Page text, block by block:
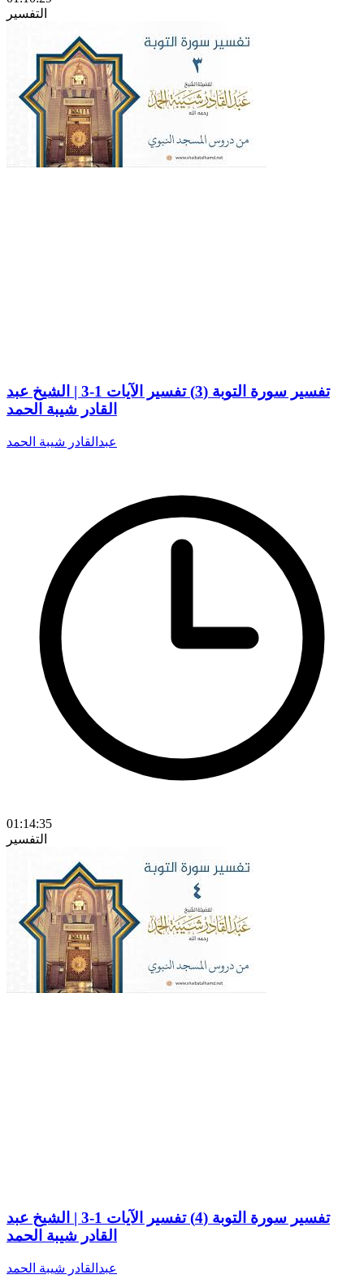
التفسير
تفسير سورة التوبة (3) تفسير الآيات 1-3 | الشيخ عبد
القادر شيبة الحمد
عبدالقادر شيبة الحمد
01:14:35
التفسير
تفسير سورة التوبة (4) تفسير الآيات 1-3 | الشيخ عبد
القادر شيبة الحمد
عبدالقادر شيبة الحمد